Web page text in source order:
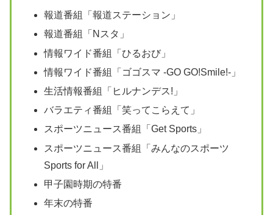
報道番組「報道ステーション」
報道番組「Nスタ」
情報ワイド番組「ひるおび」
情報ワイド番組「ゴゴスマ -GO GO!Smile!-」
生活情報番組「ヒルナンデス!」
バラエティ番組「笑ってこらえて」
スポーツニュース番組「Get Sports」
スポーツニュース番組「みんなのスポーツ
Sports for All」
甲子園時期の特番
年末の特番